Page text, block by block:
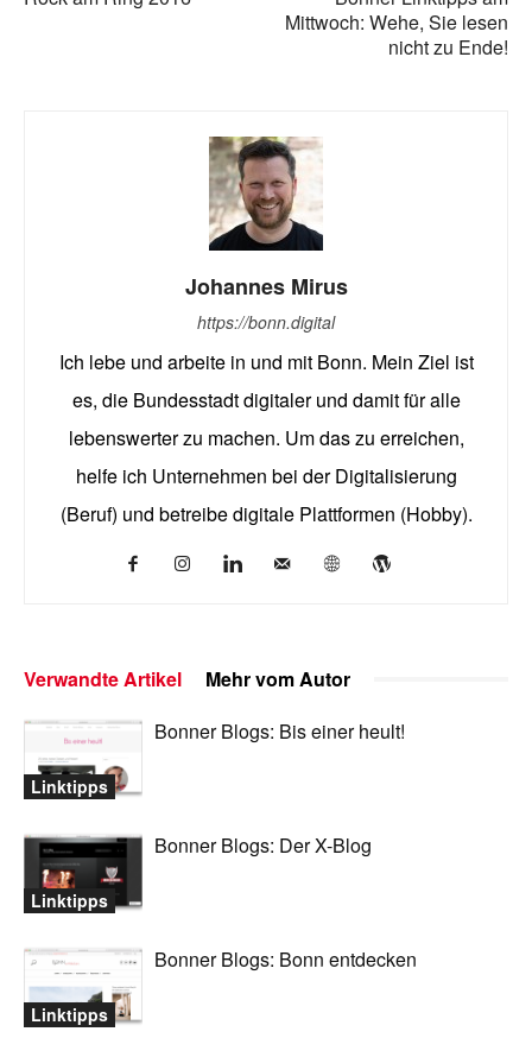
Mittwoch: Wehe, Sie lesen
nicht zu Ende!
Johannes Mirus
https://bonn.digital
Ich lebe und arbeite in und mit Bonn. Mein Ziel ist
es, die Bundesstadt digitaler und damit für alle
lebenswerter zu machen. Um das zu erreichen,
helfe ich Unternehmen bei der Digitalisierung
(Beruf) und betreibe digitale Plattformen (Hobby).
Verwandte Artikel Mehr vom Autor
Linktipps
Bonner Blogs: Bis einer heult!
Linktipps
Bonner Blogs: Der X-Blog
Linktipps
Bonner Blogs: Bonn entdecken